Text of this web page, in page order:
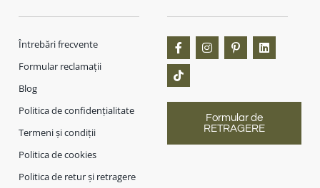
Întrebări frecvente
Formular reclamații
Blog
Politica de confidențialitate
Termeni și condiții
Politica de cookies
Politica de retur și retragere
Formular de
RETRAGERE